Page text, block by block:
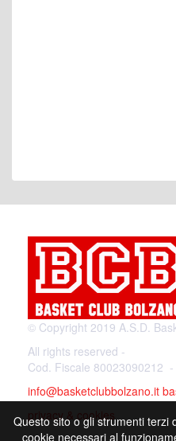
© Copyright 2019 A.S.D.
All rights reserved -
Cod. Fiscale 80023090212 -
info@basketclubbolzano.it
privacy & cookies
Questo sito o gli strumenti terzi
cookie necessari al